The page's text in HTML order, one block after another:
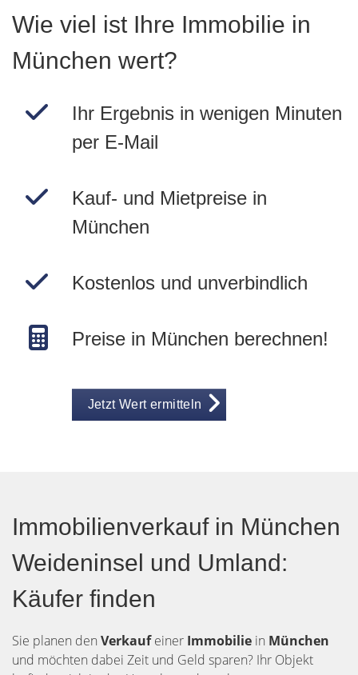
Wie viel ist Ihre Immobilie in
München wert?
Ihr Ergebnis in wenigen Minuten
per E-Mail
Kauf- und Mietpreise in
München
Kostenlos und unverbindlich
Preise in München berechnen!
Jetzt Wert ermitteln
Immobilienverkauf in München
Weideninsel und Umland:
Käufer finden
Sie planen den Verkaufeiner Immobilie in München
und möchten dabei Zeit und Geld sparen? Ihr Objekt